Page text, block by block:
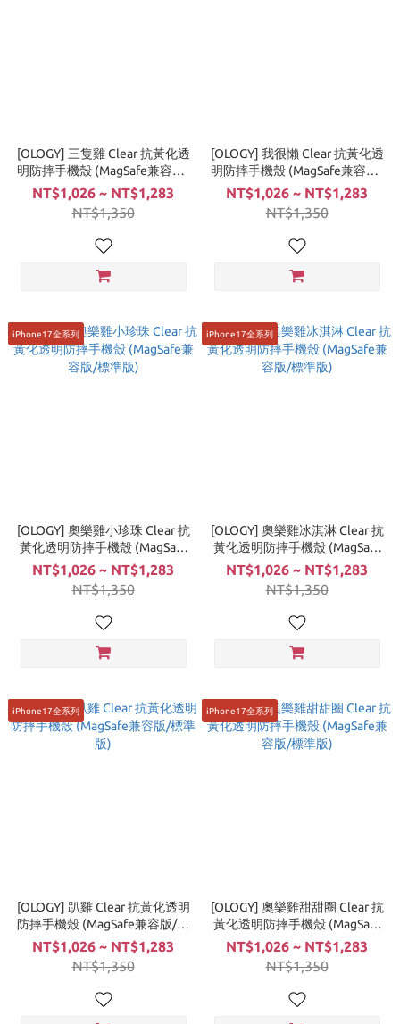
[OLOGY] 三隻雞 Clear 抗黃化透
明防摔手機殼 (MagSafe兼容版/
標準版)
NT$1,026 ~ NT$1,283
NT$1,350
[OLOGY] 我很懶 Clear 抗黃化透
明防摔手機殼 (MagSafe兼容版/
標準版)
NT$1,026 ~ NT$1,283
NT$1,350
iPhone17全系列
[OLOGY] 奧樂雞小珍珠 Clear 抗
黃化透明防摔手機殼 (MagSafe
兼容版/標準版)
NT$1,026 ~ NT$1,283
NT$1,350
iPhone17全系列
[OLOGY] 奧樂雞冰淇淋 Clear 抗
黃化透明防摔手機殼 (MagSafe
兼容版/標準版)
NT$1,026 ~ NT$1,283
NT$1,350
iPhone17全系列
[OLOGY] 趴雞 Clear 抗黃化透明
防摔手機殼 (MagSafe兼容版/標
準版)
NT$1,026 ~ NT$1,283
NT$1,350
iPhone17全系列
[OLOGY] 奧樂雞甜甜圈 Clear 抗
黃化透明防摔手機殼 (MagSafe
兼容版/標準版)
NT$1,026 ~ NT$1,283
NT$1,350